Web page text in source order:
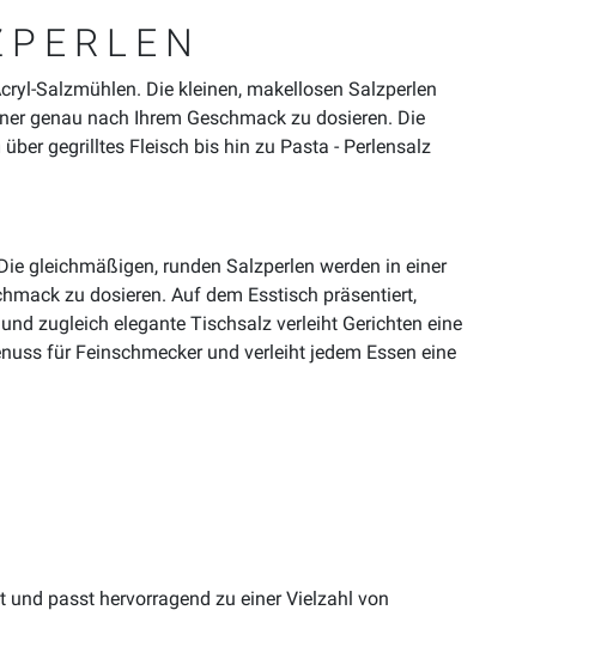
Salzmühlen. Die kleinen, makellosen Salzperlen
genau nach Ihrem Geschmack zu dosieren. Die
gegrilltes Fleisch bis hin zu Pasta - Perlensalz
gleichmäßigen, runden Salzperlen werden in einer
zu dosieren. Auf dem Esstisch präsentiert,
zugleich elegante Tischsalz verleiht Gerichten eine
für Feinschmecker und verleiht jedem Essen eine
passt hervorragend zu einer Vielzahl von